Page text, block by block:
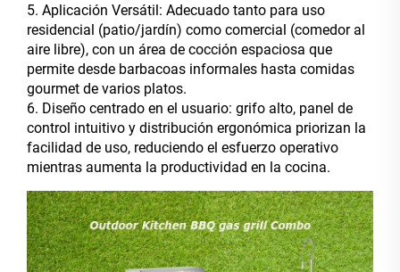
5. Aplicación Versátil: Adecuado tanto para uso
residencial (patio/jardín) como comercial (comedor al
aire libre), con un área de cocción espaciosa que
permite desde barbacoas informales hasta comidas
gourmet de varios platos.
6. Diseño centrado en el usuario: grifo alto, panel de
control intuitivo y distribución ergonómica priorizan la
facilidad de uso, reduciendo el esfuerzo operativo
mientras aumenta la productividad en la cocina.